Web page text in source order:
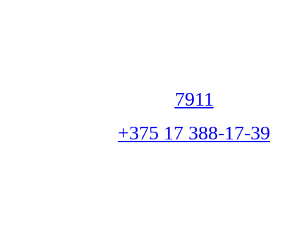
7911
+375 17 388-17-39